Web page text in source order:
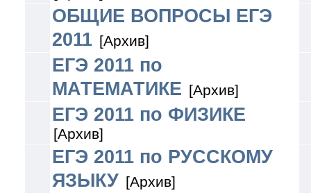
ОБЩИЕ ВОПРОСЫ ЕГЭ
2011 [Архив]
ЕГЭ 2011 по
МАТЕМАТИКЕ [Архив]
ЕГЭ 2011 по ФИЗИКЕ
[Архив]
ЕГЭ 2011 по РУССКОМУ
ЯЗЫКУ [Архив]